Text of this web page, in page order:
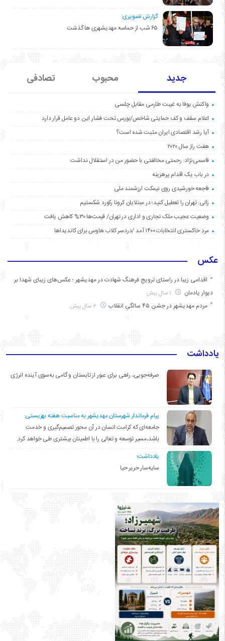
گزارش تصویری:
۶۵ شب از حماسه مهدیشهری ها گذشت
جدید محبوب تصادفی
واکنش یوفا به غیبت طارمی مقابل چلسی
اعلام سقف و کف حمایتی شاخص/بورس تحت فشار این دو عامل قرار دارد
آیا رشد اقتصادی ایران مثبت شده است؟
هفت راز سال ۲۰۲۰
قاسمی‌نژاد: رحمتی مخالفتی با حضور من در استقلال نداشت
در باب یک اقدام پرهزینه
فاجعه خورشیدی روی نیمکت ارزشمند ملی
زالی: تهران را تعطیل کنید؛ در مبتلایان کرونا رکورد شکستیم
وضعیت عجیب ملک تجاری و اداری در تهران/ قیمت‌ها ۳۰% کاهش یافت
مردِ خاکستری انتخابات ۱۴۰۰ آمد /دردسر کلاب هاوس برای کاندیداها
عکس
اقدامی زیبا در راستای ترویج فرهنگ شهادت در مهدیشهر ؛ عکس‌های زیبای شهدا بر
دیوار یادمان
مردم مهدیشهر در جشن ۴۵ سالگیِ انقلاب
یادداشت
صرفه‌جویی، راهی برای عبور از تابستان و گامی به‌سوی آینده انرژی
پیام فرماندار شهرستان مهدیشهر به مناسبت هفته بهزیستی:
جامعه‌ای که کرامت انسان در آن محور تصمیم‌گیری و خدمت
باشد،مسیر توسعه و تعالی را با اطمینان بیشتری طی خواهد کرد.
یادداشت؛
سایه‌سار حریر حیا